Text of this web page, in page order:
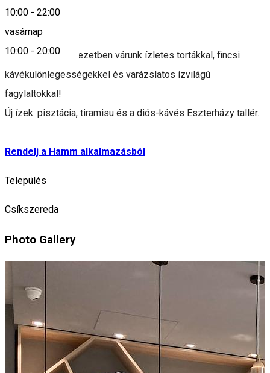
10:00 - 22:00
vasárnap
10:00 - 20:00
Leírás
Hangulatos környezetben várunk ízletes tortákkal, fincsi
kávékülönlegességekkel és varázslatos ízvilágú
fagylaltokkal!
Új ízek: pisztácia, tiramisu és a diós-kávés Eszterházy tallér.
Rendelj a Hamm alkalmazásból
Település
Csíkszereda
Photo Gallery